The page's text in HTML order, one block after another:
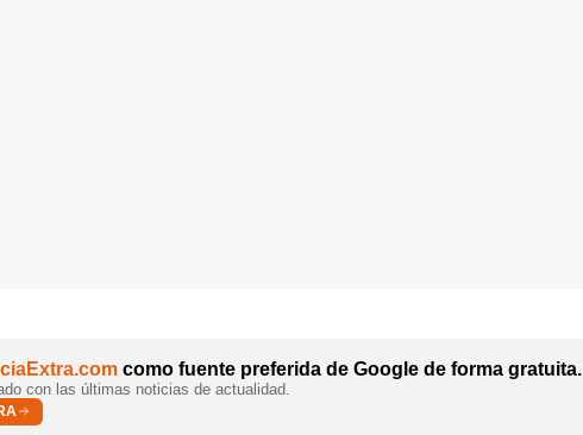
como fuente preferida de Google de forma gratuita.
con las últimas noticias de actualidad.